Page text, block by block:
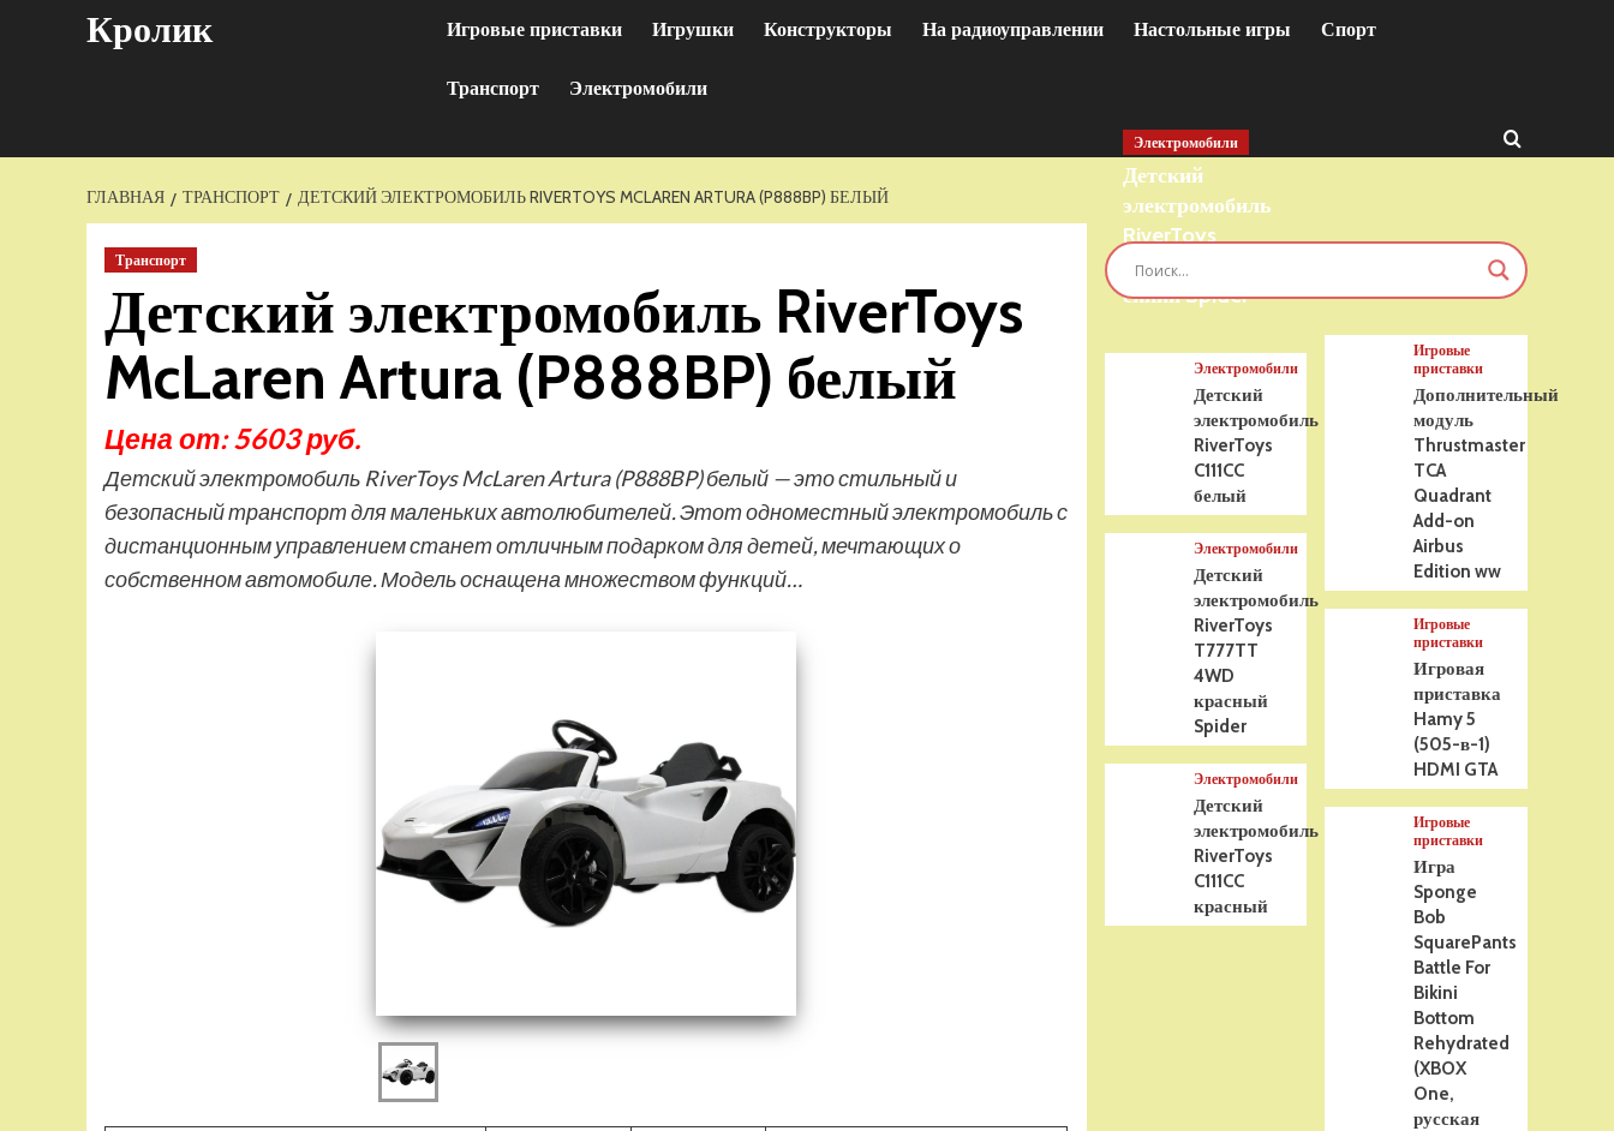
Кролик Игровые приставки Игрушки Конструкторы На радиоуправлении Настольные игры Спорт
Транспорт Электромобили
ГЛАВНАЯ ТРАНСПОРТ ДЕТСКИЙ ЭЛЕКТРОМОБИЛЬ RIVERTOYS MCLAREN ARTURA (P888BP) БЕЛЫЙ
Транспорт
Детский электромобиль RiverToys
McLaren Artura (P888BP) белый
Цена от: 5603 руб.
Детский электромобиль RiverToys McLaren Artura (P888BP) белый — это стильный и
безопасный транспорт для маленьких автолюбителей. Этот одноместный электромобиль с
дистанционным управлением станет отличным подарком для детей, мечтающих о
собственном автомобиле. Модель оснащена множеством функций…
Электромобили
Детский
электромобиль
RiverToys
T777TT 4WD
синий Spider
Электромобили
Детский
электромобиль
RiverToys
C111CC
белый
Электромобили
Детский
электромобиль
RiverToys
T777TT
4WD
красный
Spider
Электромобили
Детский
электромобиль
RiverToys
C111CC
красный
Игровые
приставки
Дополнительный
модуль
Thrustmaster
TCA
Quadrant
Add-on
Airbus
Edition ww
Игровые
приставки
Игровая
приставка
Hamy 5
(505-в-1)
HDMI GTA
Игровые
приставки
Игра
Sponge
Bob
SquarePants
Battle For
Bikini
Bottom
Rehydrated
(XBOX
One,
русская